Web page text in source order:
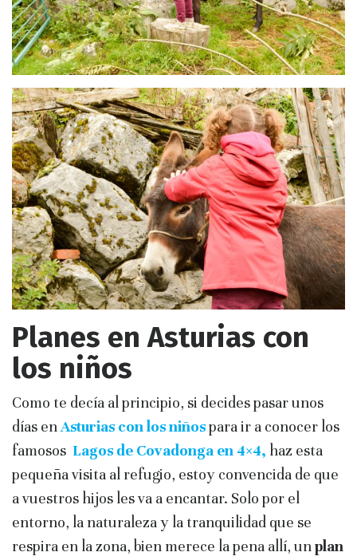
Planes en Asturias con
los niños
Como te decía al principio, si decides pasar unos
días enAsturias con los niñospara ir a conocer los
famosos Lagos de Covadonga en 4×4, haz esta
pequeña visita al refugio, estoy convencida de que
a vuestros hijos les va a encantar. Solo por el
entorno, la naturaleza y la tranquilidad que se
respira en la zona, bien merece la pena allí, unplan